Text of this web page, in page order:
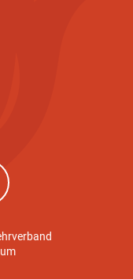
Fenster)